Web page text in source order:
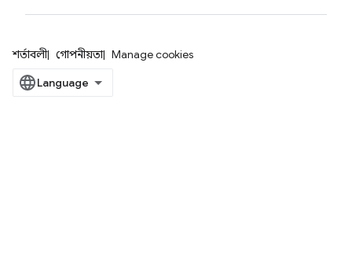
শর্তাবলী গোপনীয়তা Manage cookies